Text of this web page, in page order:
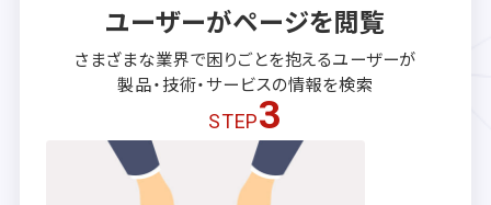
ユーザーがページを閲覧
さまざまな業界で困りごとを抱えるユーザーが
製品・技術・サービスの情報を検索
STEP3